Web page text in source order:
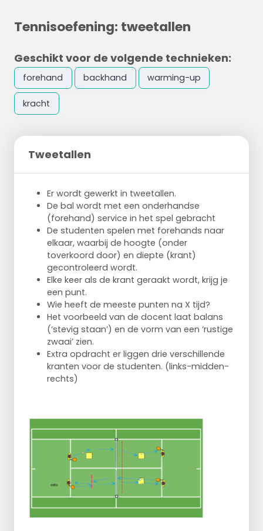
Tennisoefening: tweetallen
Geschikt voor de volgende technieken:
forehand backhand warming-up
kracht
Tweetallen
Er wordt gewerkt in tweetallen.
De bal wordt met een onderhandse
(forehand) service in het spel gebracht
De studenten spelen met forehands naar
elkaar, waarbij de hoogte (onder
toverkoord door) en diepte (krant)
gecontroleerd wordt.
Elke keer als de krant geraakt wordt, krijg je
een punt.
Wie heeft de meeste punten na X tijd?
Het voorbeeld van de docent laat balans
(‘stevig staan’) en de vorm van een ‘rustige
zwaai’ zien.
Extra opdracht er liggen drie verschillende
kranten voor de studenten. (links-midden-
rechts)